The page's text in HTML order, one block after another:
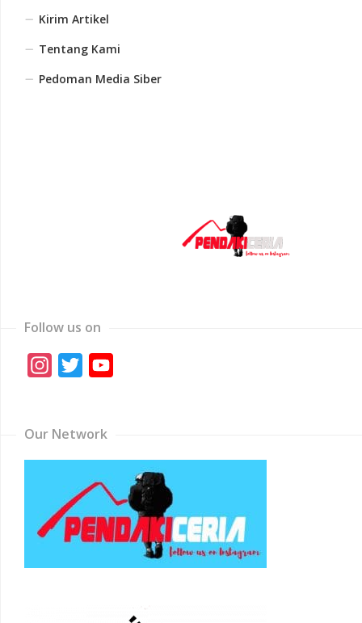
Kirim Artikel
Tentang Kami
Pedoman Media Siber
Follow us on
Instagram
Twitter
Our Network